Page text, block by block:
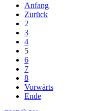
Anfang
Zurück
2
3
4
5
6
7
8
Vorwärts
Ende